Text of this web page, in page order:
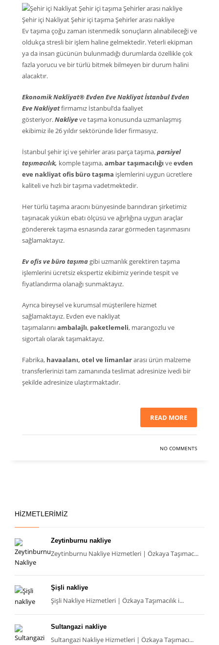
Şehir içi Nakliyat Şehir içi taşıma Şehirler arası nakliye
Ev taşıma çoğu zaman istenmedik sonuçların alınabileceği ve
oldukça stresli bir işlem haline gelmektedir. Yeterli ekipman
ya da insan gücünün bulunmadığı durumlarda özellikle çok
fazla yorucu ve bir türlü bitmek bilmeyen bir durum halini
alacaktır.
Ekonomik Nakliyat® Evden Eve Nakliyat İstanbul Evden
Eve Nakliyatfirmamız İstanbul’da faaliyet
gösteriyor.Nakliyeve taşıma konusunda uzmanlaşmış
ekibimiz ile 26 yıldır sektöründe lider firmasıyız.
İstanbul şehir içi ve şehirler arası parça taşıma,parsiyel
taşımacılık, komple taşıma,ambar taşımacılığı veevden
eve nakliyat ofis büro taşıma işlemlerini uygun ücretlere
kaliteli ve hızlı bir taşıma vadetmektedir.
Her türlü taşıma aracını bünyesinde barındıran şirketimiz
taşınacak yükün ebatı ölçüsü ve ağırlığına uygun araçlar
göndererek taşıma esnasında zarar görmeden taşınmasını
sağlamaktayız.
Ev ofis ve büro taşıma gibi uzmanlık gerektiren taşıma
işlemlerini ücretsiz ekspertiz ekibimiz yerinde tespit ve
fiyatlandırma olanağı sunmaktayız.
Ayrıca bireysel ve kurumsal müşterilere hizmet
sağlamaktayız. Evden eve nakliyat
taşımalarınıambalajlı, paketlemeli, marangozlu ve
sigortalı olarak taşımaktayız.
Fabrika, havaalanı, otel ve limanlararası ürün malzeme
transferlerinizi tam zamanında teslimat adresinize ivedi bir
şekilde adresinize ulaştırmaktadır.
READ MORE
NO COMMENTS
HIZMETLERIMIZ
Zeytinburnu nakliye
Zeytinburnu Nakliye Hizmetleri | Özkaya Taşımac...
Şişli nakliye
Şişli Nakliye Hizmetleri | Özkaya Taşımacılık i...
Sultangazi nakliye
Sultangazi Nakliye Hizmetleri | Özkaya Taşımacı...